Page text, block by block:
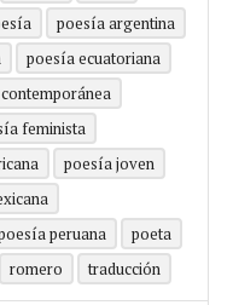
poesía argentina
poesía ecuatoriana
feminista
poesía joven
peruana
poeta
romero traducción